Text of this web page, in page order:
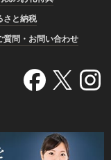
さと納税
質問・お問い合わせ